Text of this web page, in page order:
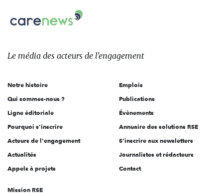
sur:
Le
des
l'engagement
Le média des acteurs de l'engagement
Notre histoire
Qui sommes-nous ?
Ligne éditoriale
Pourquoi s'inscrire
Acteurs de l'engagement
Actualités
Appels à projets
Emplois
Publications
Évènements
Annuaire des solutions RSE
S'inscrire aux newsletters
Journalistes et rédacteurs
Contact
Mission RSE